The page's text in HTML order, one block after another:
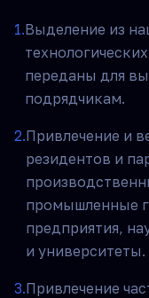
1.Выделение из
переданы для
подрядчикам.
2.Привлечение и
резидентов и
промышленные
предприятия,
и университеты.
3.Привлечение